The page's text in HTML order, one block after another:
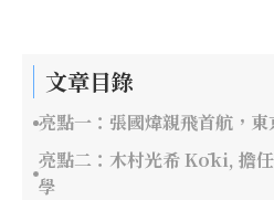
文章目錄
亮點一：張國煒親飛首航，
亮點二：木村光希 Kōki, 擔
學